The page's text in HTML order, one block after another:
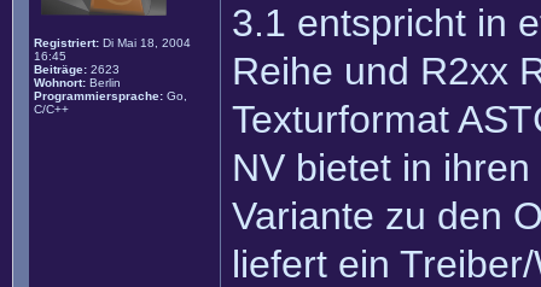
Registriert: Di Mai 18, 2004
16:45
Beiträge: 2623
Wohnort: Berlin
Programmiersprache: Go,
C/C++
3.1 entspricht in
Reihe und R2xx
Texturformat
NV bietet in
Variante zu den
liefert ein